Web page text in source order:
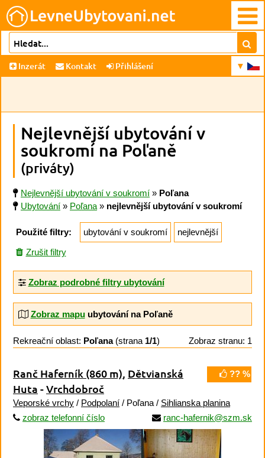
Inzerát Kontakt Přihlášení
Nejlevnější ubytování v
soukromí na Poľaně
(priváty)
Nejlevnější ubytování v soukromí » Poľana
Ubytování » Poľana » nejlevnější ubytování v soukromí
Použité filtry: ubytování v soukromí
nejlevnější
Zrušit filtry
Zobraz podrobné filtry ubytování
Zobraz mapuubytování na Poľaně
Rekreační oblast: Poľana(strana 1/1) Zobraz stranu: 1
?? %
Ranč Haferník (860 m), Dětvianská
Huta -Vrchdobroč
Veporské vrchy / Podpolaní / Poľana / Sihlianska planina
zobraz telefonní číslo
ranc-hafernik@szm.sk